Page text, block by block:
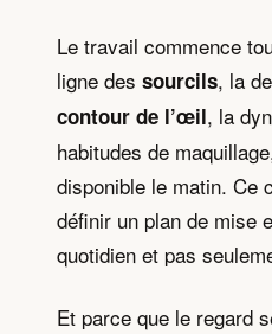
Le travail commence
ligne des sourcils, la
contour de l’œil, la
habitudes de
disponible le matin. Ce
définir un plan de mise
quotidien et pas
Et parce que le regard